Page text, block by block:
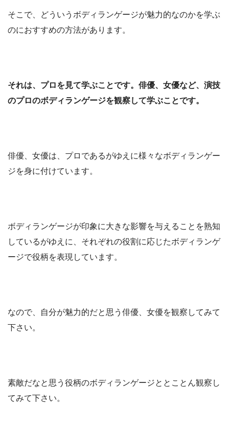
そこで、どういうボディランゲージが魅力的なのかを学ぶ
のにおすすめの方法があります。
それは、プロを見て学ぶことです。俳優、女優など、演技
のプロのボディランゲージを観察して学ぶことです。
俳優、女優は、プロであるがゆえに様々なボディランゲー
ジを身に付けています。
ボディランゲージが印象に大きな影響を与えることを熟知
しているがゆえに、それぞれの役割に応じたボディランゲ
ージで役柄を表現しています。
なので、自分が魅力的だと思う俳優、女優を観察してみて
下さい。
素敵だなと思う役柄のボディランゲージととことん観察し
てみて下さい。